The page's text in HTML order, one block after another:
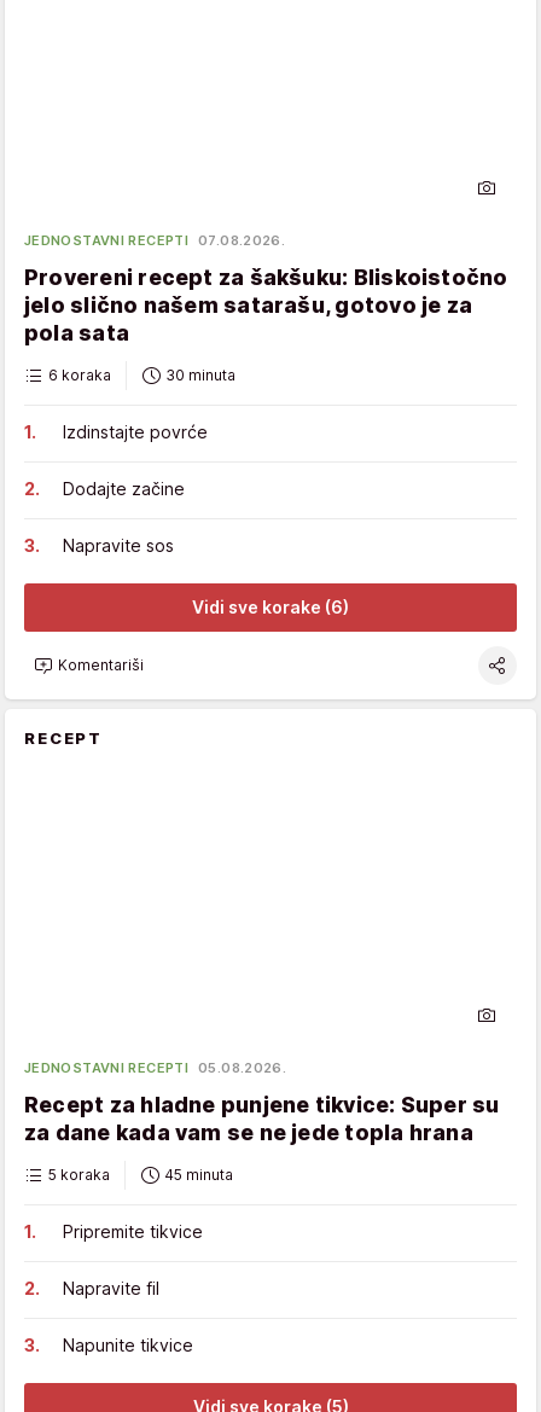
JEDNOSTAVNI RECEPTI 07.08.2026.
Provereni recept za šakšuku: Bliskoistočno
jelo slično našem satarašu, gotovo je za
pola sata
6 koraka 30 minuta
Izdinstajte povrće
Dodajte začine
Napravite sos
Vidi sve korake (6)
Komentariši
RECEPT
JEDNOSTAVNI RECEPTI 05.08.2026.
Recept za hladne punjene tikvice: Super su
za dane kada vam se ne jede topla hrana
5 koraka 45 minuta
Pripremite tikvice
Napravite fil
Napunite tikvice
Vidi sve korake (5)